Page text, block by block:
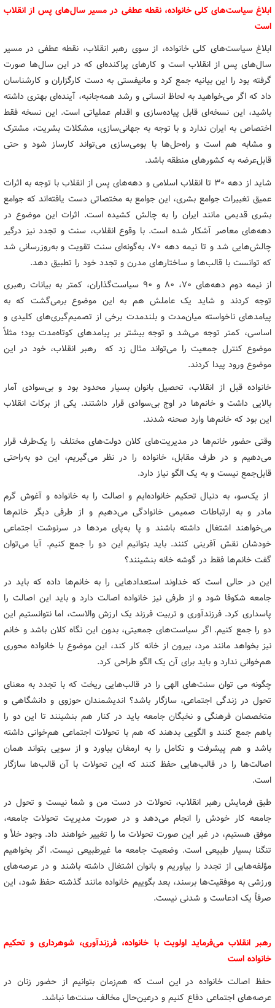
ابلاغ سیاست‌های کلی خانواده، نقطه عطفی در مسیر سال‌های پس از انقلاب
است
ابلاغ سیاست‌های کلی خانواده، از سوی رهبر انقلاب، نقطه عطفی در مسیر
سال‌های پس از انقلاب است و کارهای پراکنده‌ای که در این سال‌ها صورت
گرفته بود را این بیانیه جمع کرد و مانیفستی به دست کارگزاران و کارشناسان
داد که اگر می‌خواهید به لحاظ انسانی و رشد همه‌جانبه، آینده‌ای بهتری داشته
باشید، این نسخه‌ای قابل پیاده‌سازی و اقدام عملیاتی است. این نسخه فقط
اختصاص به ایران ندارد و با توجه به جهانی‌سازی، مشکلات بشریت، مشترک
و مشابه هم است و راه‌حل‌ها با بومی‌سازی می‌تواند کارساز شود و حتی
قابل‌عرضه به کشورهای منطقه باشد.
شاید از دهه ۳۰ تا انقلاب اسلامی و دهه‌های پس از انقلاب با توجه به اثرات
عمیق تغییرات جوامع بشری، این جوامع به مختصاتی دست یافته‌اند که جوامع
بشری قدیمی مانند ایران را به چالش کشیده است. اثرات این موضوع در
دهه‌های معاصر آشکار شده است. با وقوع انقلاب، سنت و تجدد نیز درگیر
چالش‌هایی شد و تا نیمه دهه ۷۰، به‌گونه‌ای سنت تقویت و به‌روزرسانی شد
که توانست با قالب‌ها و ساختارهای مدرن و تجدد خود را تطبیق دهد.
از نیمه دوم دهه‌های ۷۰، ۸۰ و ۹۰ سیاست‌گذاران، کمتر به بیانات رهبری
توجه کردند و شاید یک عاملش هم به این موضوع برمی‌گشت که به
پیامدهای ناخواسته میان‌مدت و بلندمدت برخی از تصمیم‌گیری‌های کلیدی و
اساسی، کمتر توجه می‌شد و توجه بیشتر بر پیامدهای کوتاه‌مدت بود؛ مثلاً
موضوع کنترل جمعیت را می‌تواند مثال زد که رهبر انقلاب، خود در این
موضوع ورود پیدا کردند.
خانواده قبل از انقلاب، تحصیل بانوان بسیار محدود بود و بی‌سوادی آمار
بالایی داشت و خانم‌ها در اوج بی‌سوادی قرار داشتند. یکی از برکات انقلاب
این بود که خانم‌ها وارد صحنه شدند.
وقتی حضور خانم‌ها در مدیریت‌های کلان دولت‌های مختلف را یک‌طرف قرار
می‌دهیم و در طرف مقابل، خانواده را در نظر می‌گیریم، این دو به‌راحتی
قابل‌جمع نیست و به یک الگو نیاز دارد.
از یک‌سو، به دنبال تحکیم خانواده‌ایم و اصالت را به خانواده و آغوش گرم
مادر و به ارتباطات صمیمی خانوادگی می‌دهیم و از طرفی دیگر خانم‌ها
می‌خواهند اشتغال داشته باشند و پا به‌پای مردها در سرنوشت اجتماعی
خودشان نقش آفرینی کنند. باید بتوانیم این دو را جمع کنیم. آیا می‌توان
گفت خانم‌ها فقط در گوشه خانه بنشینند؟
این در حالی است که خداوند استعدادهایی را به خانم‌ها داده که باید در
جامعه شکوفا شود و از طرفی نیز خانواده اصالت دارد و باید این اصالت را
پاسداری کرد. فرزندآوری و تربیت فرزند یک ارزش والاست، اما نتوانستیم این
دو را جمع کنیم. اگر سیاست‌های جمعیتی، بدون این نگاه کلان باشد و خانم
نیز بخواهد مانند مرد، بیرون از خانه کار کند، این موضوع با خانواده محوری
هم‌خوانی ندارد و باید برای آن یک الگو طراحی کرد.
چگونه می توان سنت‌های الهی را در قالب‌هایی ریخت که با تجدد به معنای
تحول در زندگی اجتماعی، سازگار باشد؟ اندیشمندان حوزوی و دانشگاهی و
متخصصان فرهنگی و نخبگان جامعه باید در کنار هم بنشینند تا این دو را
باهم جمع کنند و الگویی بدهند که هم با تحولات اجتماعی هم‌خوانی داشته
باشد و هم پیشرفت و تکامل را به ارمغان بیاورد و از سویی بتواند همان
اصالت‌ها را در قالب‌هایی حفظ کنند که این تحولات با آن قالب‌ها سازگار
است.
طبق فرمایش رهبر انقلاب، تحولات در دست من و شما نیست و تحول در
جامعه کار خودش را انجام می‌دهد و در صورت مدیریت تحولات جامعه،
موفق هستیم، در غیر این صورت تحولات ما را تغییر خواهند داد. وجود خلأ و
تنگنا بسیار طبیعی است. وضعیت جامعه ما غیرطبیعی نیست. اگر بخواهیم
مؤلفه‌هایی از تجدد را بیاوریم و بانوان اشتغال داشته باشند و در عرصه‌های
ورزشی به موفقیت‌ها برسند، بعد بگوییم خانواده مانند گذشته حفظ شود، این
صرفاً یک ادعاست و شدنی نیست.
رهبر انقلاب می‌فرماید اولویت با خانواده، فرزندآوری، شوهرداری و تحکیم
خانواده است
حفظ اصالت خانواده در این است که هم‌زمان بتوانیم از حضور زنان در
عرصه‌های اجتماعی دفاع کنیم و درعین‌حال مخالف سنت‌ها نباشد.